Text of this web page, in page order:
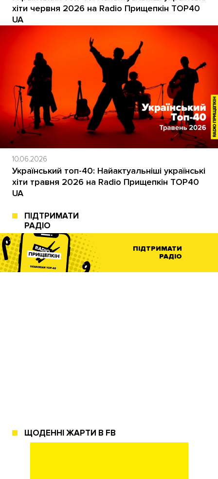
хіти червня 2026 на Radio Прищепкін TOP40
UA
10.06.2026
Український топ-40: Найактуальніші українські
хіти травня 2026 на Radio Прищепкін TOP40
UA
ПІДТРИМАТИ
РАДІО
ПІДТРИМАТИ
РАДІО
ЩОДЕННІ ЖАРТИ В FB